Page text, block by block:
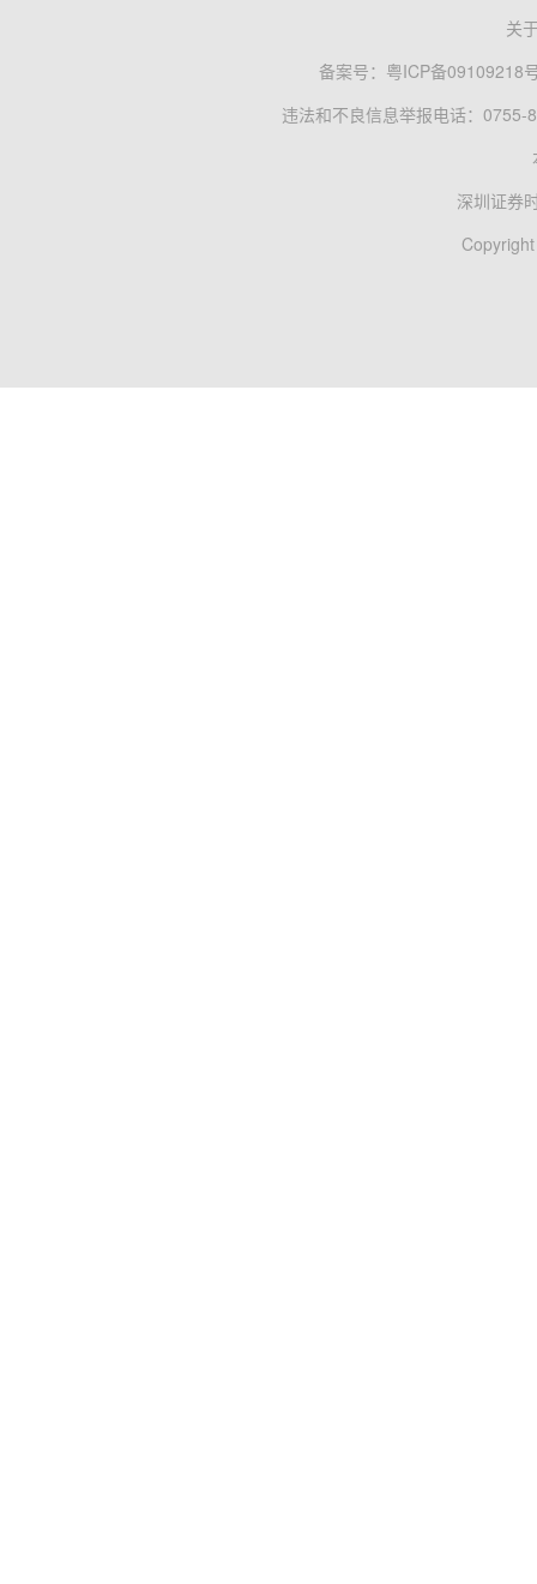
关
备案号： 粤ICP备09109218
违法和不良信息举报电话：0755-
深圳证券